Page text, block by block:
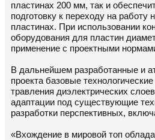
пластинах 200 мм, так и
подготовку к переходу на
пластинах. При использовании
оборудования для пластин
применение с проектными
В дальнейшем разработанные и
проекта базовые
травления диэлектрических
адаптации под существующие
разработки перспективных,
«Вхождение в мировой топ